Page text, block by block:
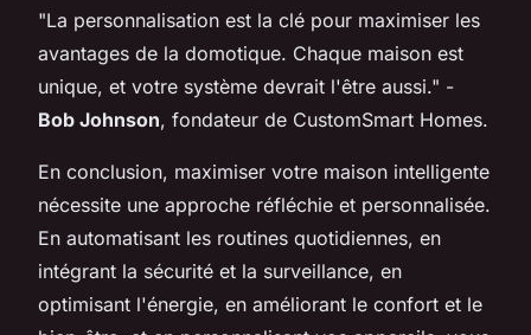
"La personnalisation est la clé pour maximiser les
avantages de la domotique. Chaque maison est
unique, et votre système devrait l'être aussi." -
Bob Johnson, fondateur de CustomSmart Homes.
En conclusion, maximiser votre maison intelligente
nécessite une approche réfléchie et personnalisée.
En automatisant les routines quotidiennes, en
intégrant la sécurité et la surveillance, en
optimisant l'énergie, en améliorant le confort et le